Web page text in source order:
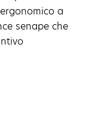
a
senape che